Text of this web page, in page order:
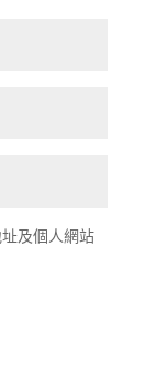
及個人網站